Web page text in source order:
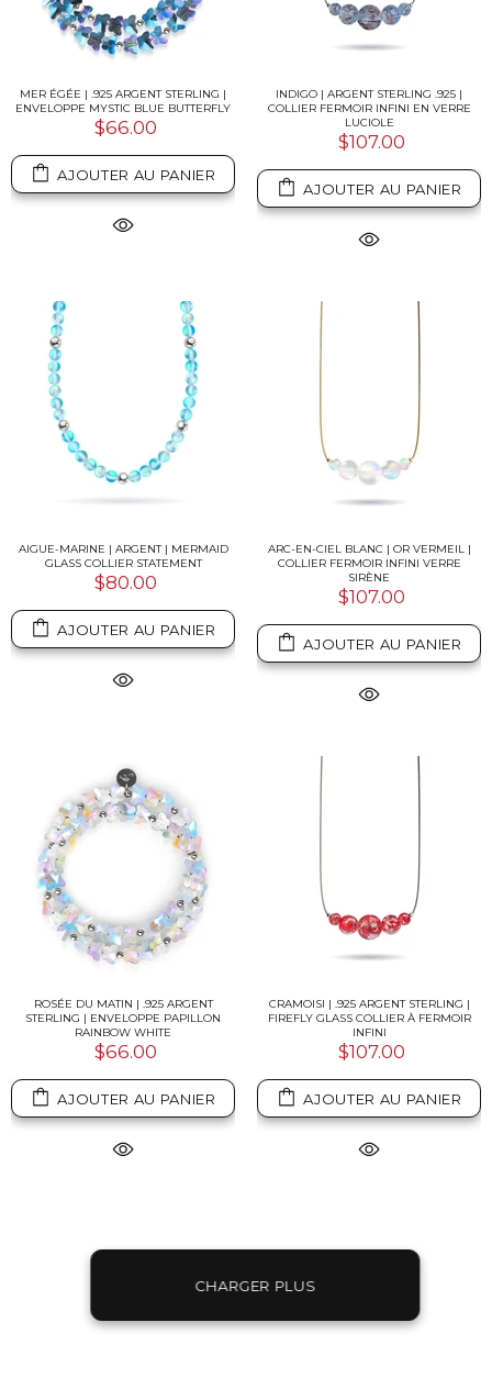
MER ÉGÉE | .925 ARGENT STERLING |
ENVELOPPE MYSTIC BLUE BUTTERFLY
$66.00
AJOUTER AU PANIER
INDIGO | ARGENT STERLING .925 |
COLLIER FERMOIR INFINI EN VERRE
LUCIOLE
$107.00
AJOUTER AU PANIER
AIGUE-MARINE | ARGENT | MERMAID
GLASS COLLIER STATEMENT
$80.00
AJOUTER AU PANIER
ARC-EN-CIEL BLANC | OR VERMEIL |
COLLIER FERMOIR INFINI VERRE
SIRÈNE
$107.00
AJOUTER AU PANIER
ROSÉE DU MATIN | .925 ARGENT
STERLING | ENVELOPPE PAPILLON
RAINBOW WHITE
$66.00
AJOUTER AU PANIER
CRAMOISI | .925 ARGENT STERLING |
FIREFLY GLASS COLLIER À FERMOIR
INFINI
$107.00
AJOUTER AU PANIER
CHARGER PLUS